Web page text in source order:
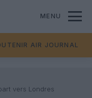
MENU
AIR JOURNAL
vers Londres